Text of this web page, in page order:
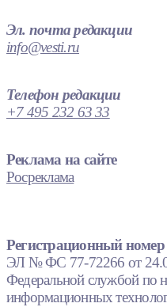
Эл. почта редакции
info@vesti.ru
Телефон редакции
+7 495 232 63 33
Реклама на сайте
Росреклама
Регистрационный номер
ЭЛ № ФС 77-72266 от
Федеральной службой по
информационных